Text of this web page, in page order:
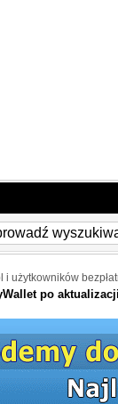
użytkowników
po aktualizacji